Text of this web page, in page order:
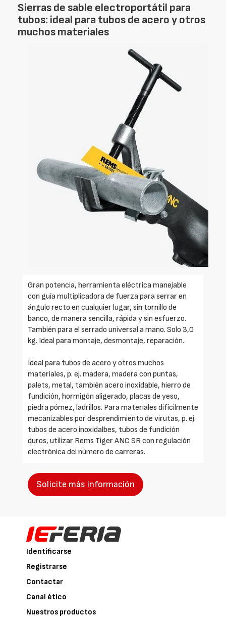
Sierras de sable electroportátil para
tubos: ideal para tubos de acero y otros
muchos materiales
Gran potencia, herramienta eléctrica manejable
con guía multiplicadora de fuerza para serrar en
ángulo recto en cualquier lugar, sin tornillo de
banco, de manera sencilla, rápida y sin esfuerzo.
También para el serrado universal a mano. Solo 3,0
kg. Ideal para montaje, desmontaje, reparación.
Ideal para tubos de acero y otros muchos
materiales, p. ej. madera, madera con puntas,
palets, metal, también acero inoxidable, hierro de
fundición, hormigón aligerado, placas de yeso,
piedra pómez, ladrillos. Para materiales difícilmente
mecanizables por desprendimiento de virutas, p. ej.
tubos de acero inoxidalbes, tubos de fundición
duros, utilizar Rems Tiger ANC SR con regulación
electrónica del número de carreras.
Solicite más información
Identificarse
Registrarse
Contactar
Canal ético
Nuestros productos